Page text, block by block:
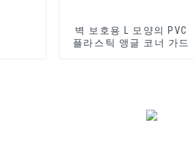
벽 보호용 L 모양의 PVC
플라스틱 앵글 코너 가드